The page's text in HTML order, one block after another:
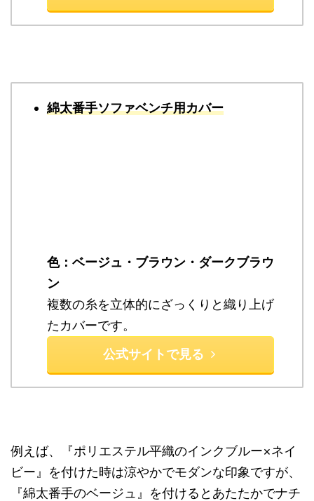
綿太番手ソファベンチ用カバー
色：ベージュ・ブラウン・ダークブラウ
ン
複数の糸を立体的にざっくりと織り上げ
たカバーです。
公式サイトで見る
例えば、『ポリエステル平織のインクブルー×ネイ
ビー』を付けた時は涼やかでモダンな印象ですが、
『綿太番手のベージュ』を付けるとあたたかでナチ